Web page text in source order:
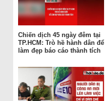
Chiến dịch 45 ngày đêm tại
TP.HCM: Trò hề hành dân để
làm đẹp báo cáo thành tích